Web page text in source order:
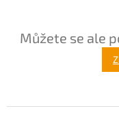
Můžete se ale